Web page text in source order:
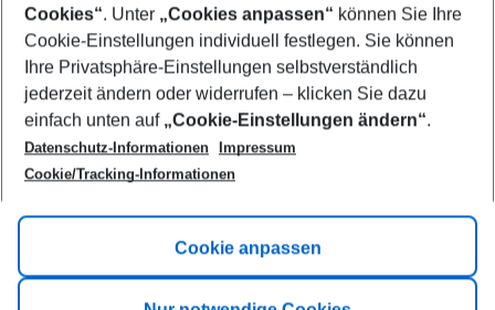
Footer
Footer navigation
Title A
Link A
Cookies“. Unter „Cookies anpassen“ können Sie Ihre
Cookie-Einstellungen individuell festlegen. Sie können
Ihre Privatsphäre-Einstellungen selbstverständlich
jederzeit ändern oder widerrufen – klicken Sie dazu
einfach unten auf „Cookie-Einstellungen ändern“.
Datenschutz-Informationen
Impressum
Cookie/Tracking-Informationen
Cookie anpassen